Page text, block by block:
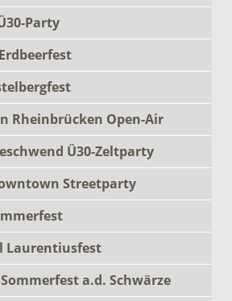
Party
Rheinbrücken Open-Air
Ü30-Zeltparty
Streetparty
Laurentiusfest
a.d. Schwärze